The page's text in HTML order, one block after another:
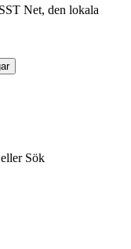
Net, den lokala
Sök